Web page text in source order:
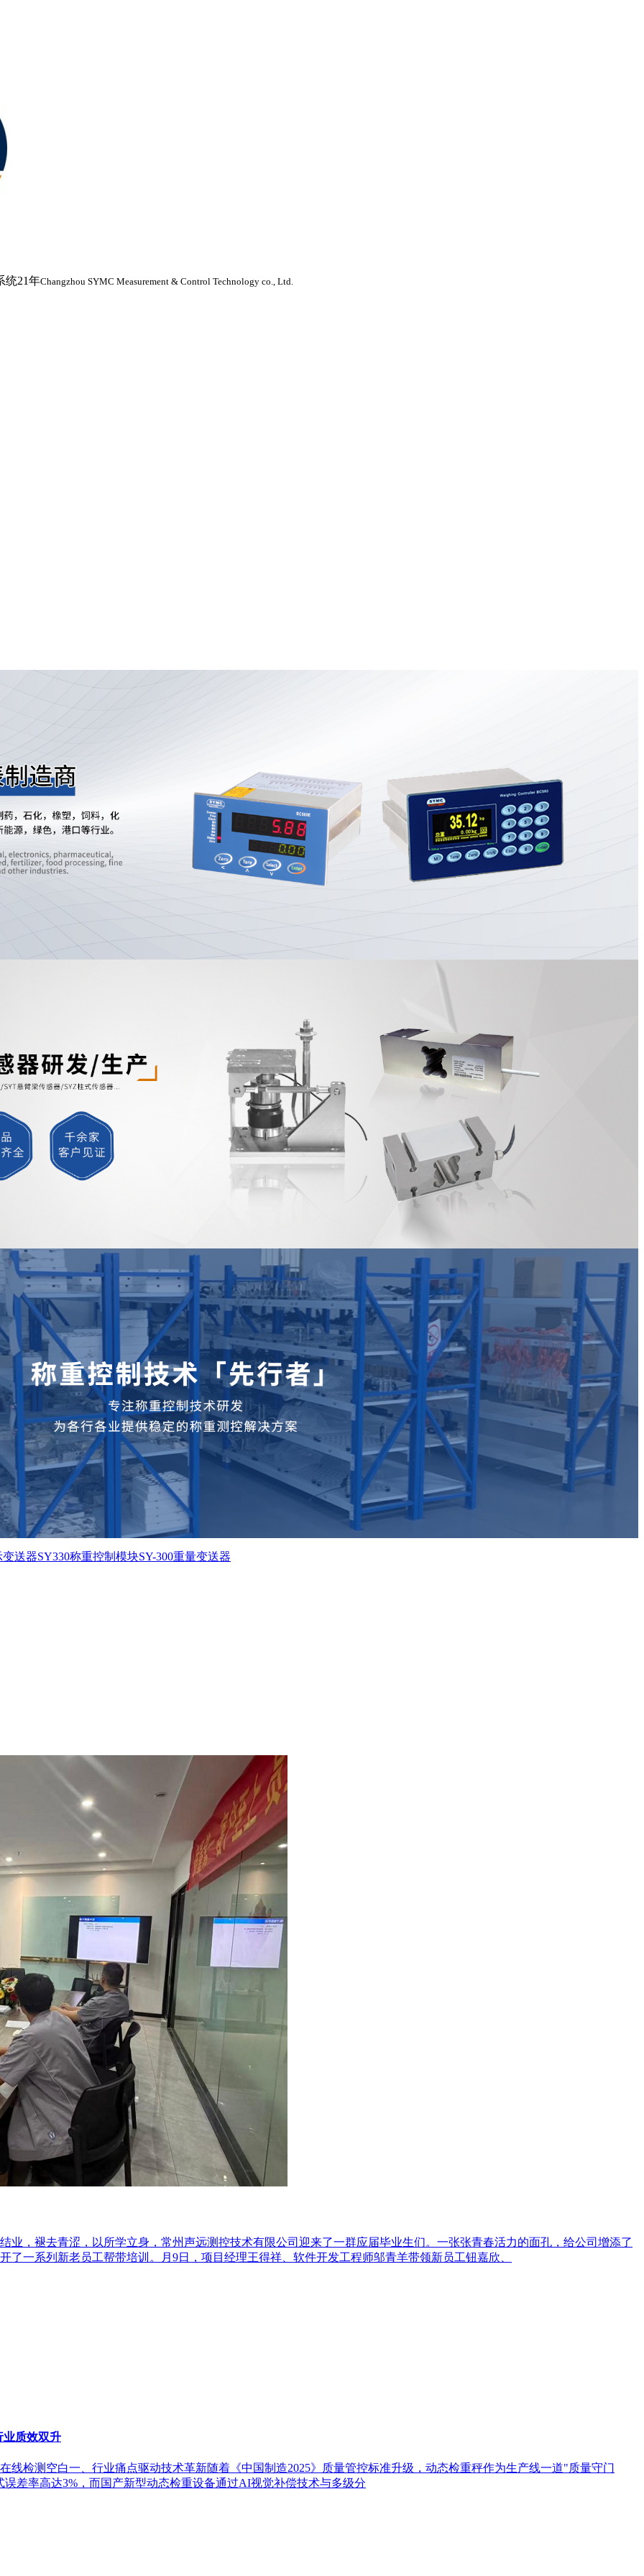
统21年Changzhou SYMC Measurement & Control Technology co., Ltd.
变送器SY330称重控制模块SY-300重量变送器
业，褪去青涩，以所学立身，常州声远测控技术有限公司迎来了一群应届毕业生们。一张张青春活力的面孔，给公司增添了
一系列新老员工帮带培训。月9日，项目经理王得祥、软件开发工程师邬青羊带领新员工钮嘉欣、
业质效双升
线检测空白一、行业痛点驱动技术革新随着《中国制造2025》质量管控标准升级，动态检重秤作为生产线一道"质量守门
差率高达3%，而国产新型动态检重设备通过AI视觉补偿技术与多级分